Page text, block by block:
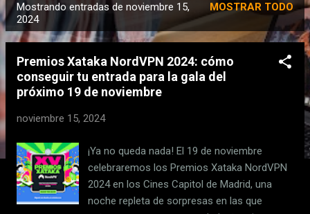
E
n
Mostrando entradas de noviembre 15,
2024
MOSTRAR TODO
Premios Xataka NordVPN 2024: cómo
conseguir tu entrada para la gala del
próximo 19 de noviembre
noviembre 15, 2024
¡Ya no queda nada! El 19 de noviembre
celebraremos los Premios Xataka NordVPN
2024 en los Cines Capitol de Madrid, una
noche repleta de sorpresas en las que